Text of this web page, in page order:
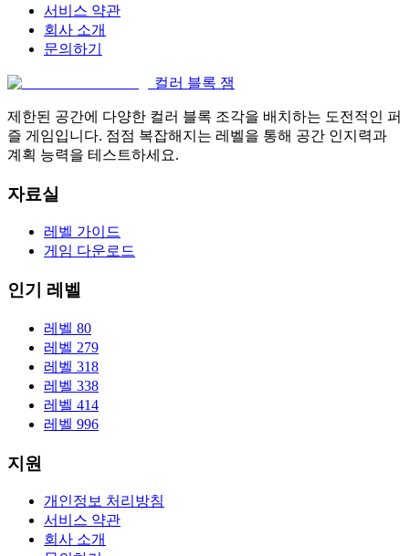
서비스 약관
회사 소개
문의하기
컬러 블록 잼
제한된 공간에 다양한 컬러 블록 조각을 배치하는 도전적인 퍼
즐 게임입니다. 점점 복잡해지는 레벨을 통해 공간 인지력과
계획 능력을 테스트하세요.
자료실
레벨 가이드
게임 다운로드
인기 레벨
레벨 80
레벨 279
레벨 318
레벨 338
레벨 414
레벨 996
지원
개인정보 처리방침
서비스 약관
회사 소개